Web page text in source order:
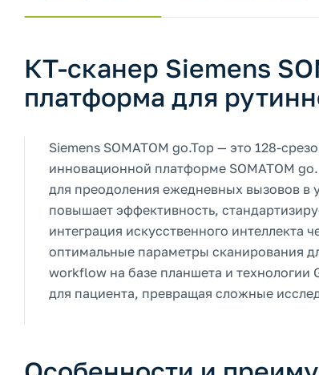
КТ-сканер Siemens
платформа для
Siemens SOMATOM go.Top — это 128-
инновационной платформе SOMATOM
для преодоления ежедневных вызовов
повышает эффективность,
интеграция искусственного интеллекта
оптимальные параметры сканирования
workflow на базе планшета и технологии
для пациента, превращая сложные